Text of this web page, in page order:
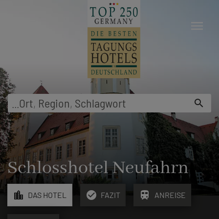
Ort, Region, Schlagwort search
menu
Schlosshotel Neufahrn
location_city DAS HOTEL check_circle FAZIT train ANREISE